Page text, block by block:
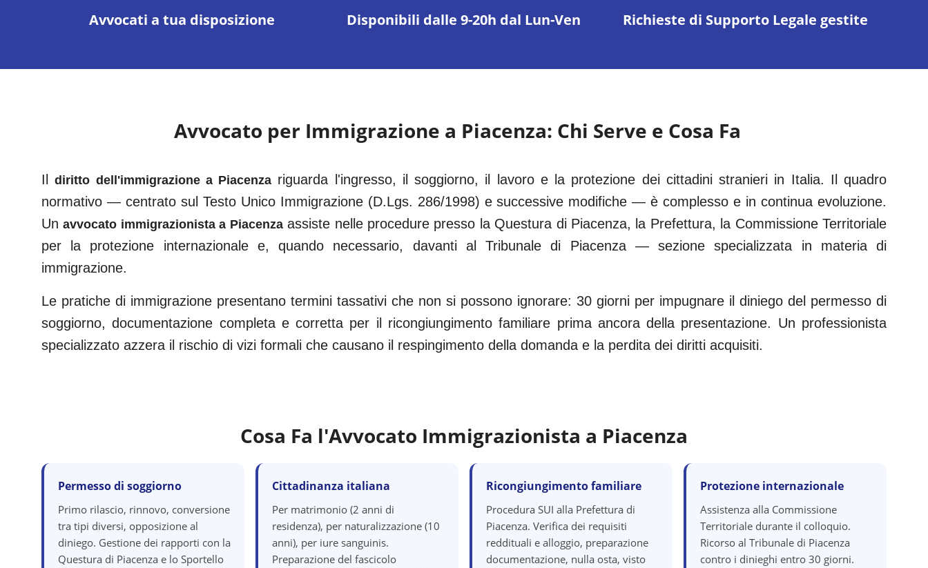
Avvocati a tua disposizione Disponibili dalle 9-20h dal Lun-Ven Richieste di Supporto Legale gestite
Avvocato per Immigrazione a Piacenza: Chi Serve e Cosa Fa
Il diritto dell'immigrazione a Piacenza riguarda l'ingresso, il soggiorno, il lavoro e la protezione dei cittadini stranieri in Italia. Il quadro
normativo — centrato sul Testo Unico Immigrazione (D.Lgs. 286/1998) e successive modifiche — è complesso e in continua evoluzione.
Un avvocato immigrazionista a Piacenza assiste nelle procedure presso la Questura di Piacenza, la Prefettura, la Commissione Territoriale
per la protezione internazionale e, quando necessario, davanti alTribunale di Piacenza— sezione specializzata in materia di
immigrazione.
Le pratiche di immigrazione presentano termini tassativi che non si possono ignorare: 30 giorni per impugnare il diniego del permesso di
soggiorno, documentazione completa e corretta per il ricongiungimento familiare prima ancora della presentazione. Un professionista
specializzato azzera il rischio di vizi formali che causano il respingimento della domanda e la perdita dei diritti acquisiti.
Cosa Fa l'Avvocato Immigrazionista a Piacenza
Permesso di soggiorno
Primo rilascio, rinnovo, conversione
tra tipi diversi, opposizione al
diniego. Gestione dei rapporti con la
Questura di Piacenza e lo Sportello
Cittadinanza italiana
Per matrimonio (2 anni di
residenza), per naturalizzazione (10
anni), per iure sanguinis.
Preparazione del fascicolo
Ricongiungimento familiare
Procedura SUI alla Prefettura di
Piacenza. Verifica dei requisiti
reddituali e alloggio, preparazione
documentazione, nulla osta, visto
Protezione internazionale
Assistenza alla Commissione
Territoriale durante il colloquio.
Ricorso al Tribunale di Piacenza
contro i dinieghi entro 30 giorni.